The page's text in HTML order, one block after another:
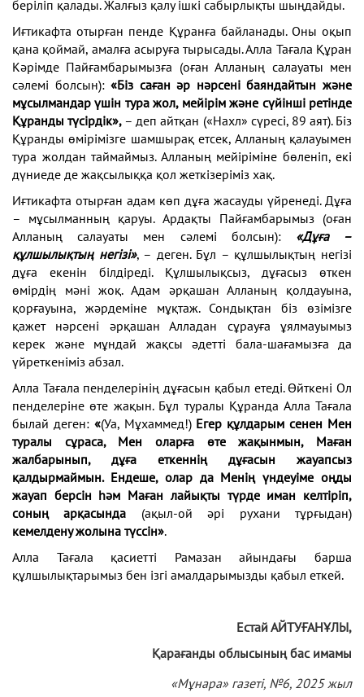
беріліп қалады. Жалғыз қалу ішкі сабырлықты шыңдайды.
Иғтикафта отырған пенде Құранға байланады. Оны оқып
қана қоймай, амалға асыруға тырысады. Алла Тағала Құран
Кәрімде Пайғамбарымызға (оған Алланың салауаты мен
сәлемі болсын):«Біз саған әр нәрсені баяндайтын және
мұсылмандар үшін тура жол, мейірім және сүйінші ретінде
Құранды түсірдік», – деп айтқан («Нахл» сүресі, 89 аят). Біз
Құранды өмірімізге шамшырақ етсек, Алланың қалауымен
тура жолдан таймаймыз. Алланың мейіріміне бөленіп, екі
дүниеде де жақсылыққа қол жеткізеріміз хақ.
Иғтикафта отырған адам көп дұға жасауды үйренеді. Дұға
– мұсылманның қаруы. Ардақты Пайғамбарымыз (оған
Алланың салауаты мен сәлемі болсын): «Дұға –
құлшылықтың негізі», – деген. Бұл – құлшылықтың негізі
дұға екенін білдіреді. Құлшылықсыз, дұғасыз өткен
өмірдің мәні жоқ. Адам әрқашан Алланың қолдауына,
қорғауына, жәрдеміне мұқтаж. Сондықтан біз өзімізге
қажет нәрсені әрқашан Алладан сұрауға ұялмауымыз
керек және мұндай жақсы әдетті бала-шағамызға да
үйреткеніміз абзал.
Алла Тағала пенделерінің дұғасын қабыл етеді. Өйткені Ол
пенделеріне өте жақын. Бұл туралы Құранда Алла Тағала
былай деген: «(Уа, Мұхаммед!) Егер құлдарым сенен Мен
туралы сұраса, Мен оларға өте жақынмын, Маған
жалбарынып, дұға еткеннің дұғасын жауапсыз
қалдырмаймын. Ендеше, олар да Менің үндеуіме оңды
жауап берсін һәм Маған лайықты түрде иман келтіріп,
соның арқасында (ақыл-ой әрі рухани тұрғыдан)
кемелдену жолына түссін».
Алла Тағала қасиетті Рамазан айындағы барша
құлшылықтарымыз бен ізгі амалдарымызды қабыл еткей.
Естай АЙТУҒАНҰЛЫ,
Қарағанды облысының бас имамы
«Мұнара» газеті, №6, 2025 жыл